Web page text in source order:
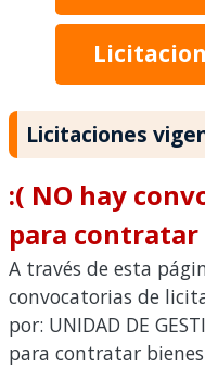
Licitaciones
:( NO hay
para
A través de esta
convocatorias de
por: UNIDAD DE
para contratar